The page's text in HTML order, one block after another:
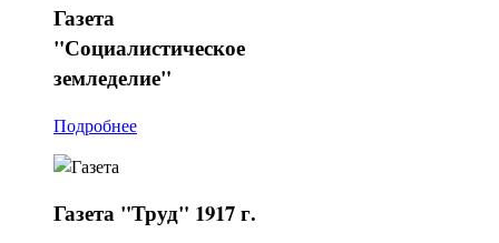
Газета
"Социалистическое
земледелие"
Подробнее
Газета "Труд" 1917 г.